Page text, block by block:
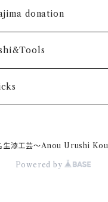
donation
Anou original
生漆工芸～Anou Urushi
Powered by